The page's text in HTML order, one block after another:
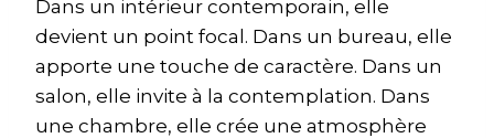
Dans un intérieur contemporain, elle
devient un point focal. Dans un bureau, elle
apporte une touche de caractère. Dans un
salon, elle invite à la contemplation. Dans
une chambre, elle crée une atmosphère